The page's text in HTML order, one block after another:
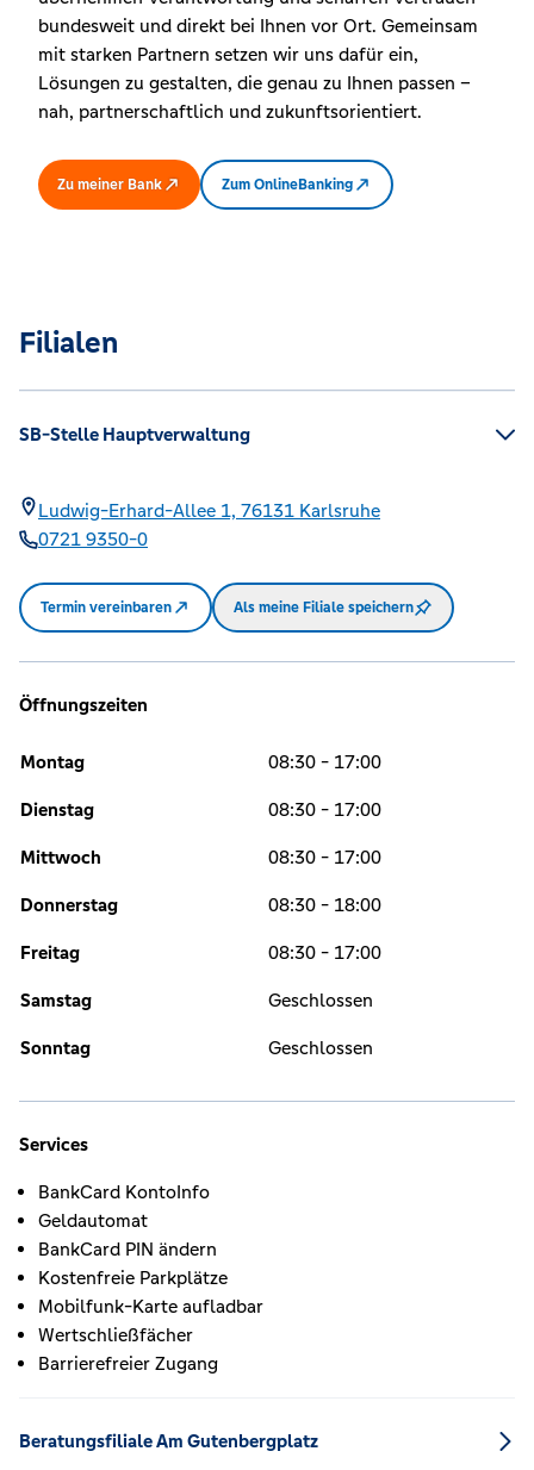
bundesweit und direkt bei Ihnen vor Ort. Gemeinsam
mit starken Partnern setzen wir uns dafür ein,
Lösungen zu gestalten, die genau zu Ihnen passen –
nah, partnerschaftlich und zukunftsorientiert.
Zu meiner Bank Zum OnlineBanking
Filialen
SB-Stelle Hauptverwaltung
Ludwig-Erhard-Allee 1, 76131 Karlsruhe
0721 9350-0
Termin vereinbaren Als meine Filiale speichern
Öffnungszeiten
Montag 08:30 - 17:00
Dienstag 08:30 - 17:00
Mittwoch 08:30 - 17:00
Donnerstag 08:30 - 18:00
Freitag 08:30 - 17:00
Samstag Geschlossen
Sonntag Geschlossen
Services
BankCard KontoInfo
Geldautomat
BankCard PIN ändern
Kostenfreie Parkplätze
Mobilfunk-Karte aufladbar
Wertschließfächer
Barrierefreier Zugang
Beratungsfiliale Am Gutenbergplatz